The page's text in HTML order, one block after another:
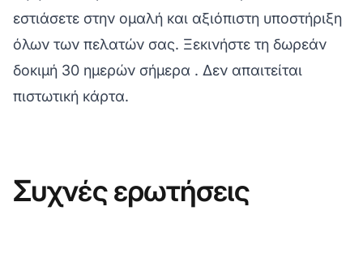
εστιάσετε στην ομαλή και αξιόπιστη υποστήριξη
όλων των πελατών σας. Ξεκινήστε τη δωρεάν
δοκιμή 30 ημερών σήμερα . Δεν απαιτείται
πιστωτική κάρτα.
Συχνές ερωτήσεις